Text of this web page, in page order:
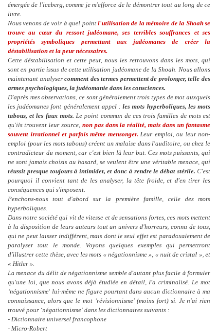
émergée de l'iceberg, comme je m'efforce de le démontrer tout au long de ce
livre.
Nous venons de voir à quel point l'utilisation de la mémoire de la Shoah se
trouve au cœur du ressort judéomane, ses terribles souffrances et ses
propriétés symboliques permettant aux judéomanes de créer la
déstabilisation et la peur nécessaires.
Cette déstabilisation et cette peur, nous les retrouvons dans les mots, qui
sont en partie issus de cette utilisation judéomane de la Shoah. Nous allons
maintenant analysercomment des termes permettent de prolonger, telle des
armes psychologiques, la judéomanie dans les consciences.
D'après mes observations, ce sont généralement trois types de mot auxquels
les judéomanes font généralement appel :les mots hyperboliques, les mots
tabous, et les faux mots. Le point commun de ces trois familles de mots est
qu'ils trouvent leur source, non pas dans la réalité, mais dans un fantasme
souvent irrationnel et parfois même mensonger. Leur emploi, ou leur non-
emploi (pour les mots tabous) créent un malaise dans l'auditoire, ou chez le
contradicteur du moment, car c'est bien là leur but. Ces mots puissants, qui
ne sont jamais choisis au hasard, se veulent être une véritable menace, qui
réussit presque toujours à intimider, et donc à rendre le débat stérile. C'est
pourquoi il convient tant de les analyser, la tête froide, et d'en tirer les
conséquences qui s'imposent.
Penchons-nous tout d'abord sur la première famille, celle des mots
hyperboliques.
Dans notre société qui vit de vitesse et de sensations fortes, ces mots mettent
à la disposition de leurs auteurs tout un univers d'horreurs, connu de tous,
qui ne peut laisser indifférent, mais dont le seul effet est paradoxalement de
paralyser tout le monde. Voyons quelques exemples qui permettront
d'illustrer cette thèse, avec les mots « négationnisme », « nuit de cristal », et
« Hitler ».
La menace du délit de négationnisme semble d'autant plus facile à formuler
qu'une loi, que nous avons déjà étudiée en détail, l'a criminalisé. Le mot
‘négationnisme' lui-même ne figure pourtant dans aucun dictionnaire à ma
connaissance, alors que le mot ‘révisionnisme' (moins fort) si. Je n'ai rien
trouvé pour ‘négationnisme' dans les dictionnaires suivants :
- Dictionnaire universel francophone
- Micro-Robert